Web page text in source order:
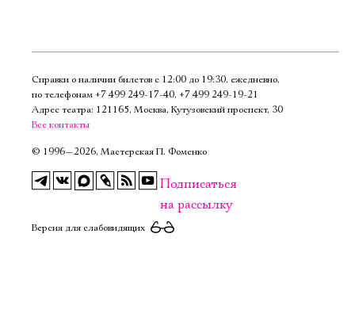
Справки о наличии билетов с 12:00 до 19:30, ежедневно,
по телефонам +7 499 249‑17‑40, +7 499 249‑19‑21
Адрес театра: 121165, Москва, Кутузовский проспект, 30
Все контакты
© 1996—2026, Мастерская П. Фоменко
Подписаться
на рассылку
Версия для слабовидящих
Имя
Ознакомиться